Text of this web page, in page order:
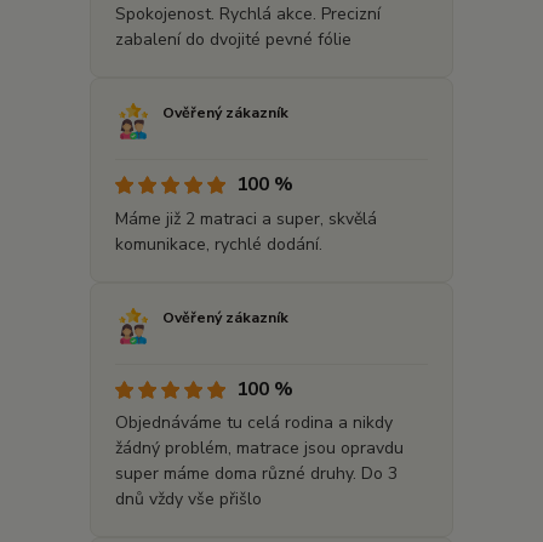
Spokojenost. Rychlá akce. Precizní
zabalení do dvojité pevné fólie
Ověřený zákazník
100 %
Máme již 2 matraci a super, skvělá
komunikace, rychlé dodání.
Ověřený zákazník
100 %
Objednáváme tu celá rodina a nikdy
žádný problém, matrace jsou opravdu
super máme doma různé druhy. Do 3
dnů vždy vše přišlo